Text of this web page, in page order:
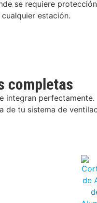
se requiere
estación.
completas
integran perfectamente.
de tu sistema de